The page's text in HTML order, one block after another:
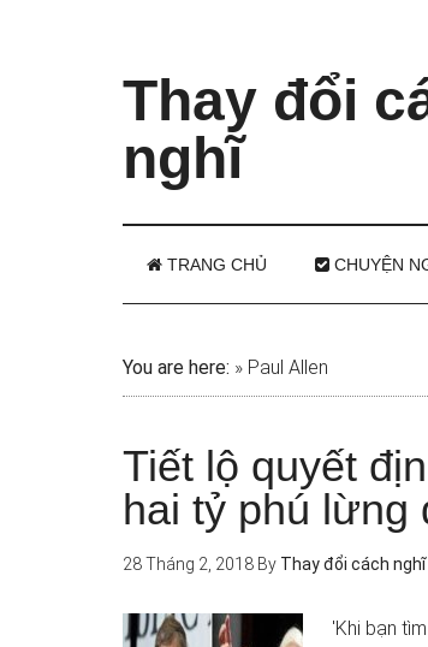
Thay đổi
nghĩ
TRANG CHỦ CHUYỆN
You are here: » Paul Allen
Tiết lộ quyết
hai tỷ phú lừng
28 Tháng 2, 2018 By Thay đổi cách nghĩ
'Khi bạn